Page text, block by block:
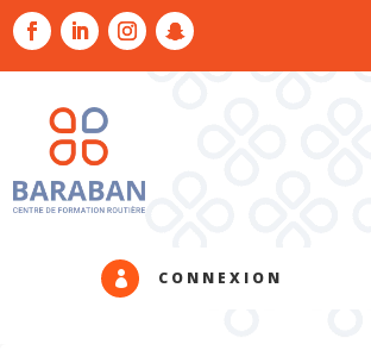
 CONNEXION